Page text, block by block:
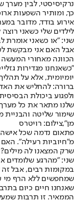
נרקיסיסטי, לבין
כך, ומותיר השפעות
אירוע בודד, מדובר
לילדים שלי כשאני
שני: "או כשאני אומרת
אבל האם אני מבקשת
הכוונה מאחורי
"כשאנחנו מגדירות
יומיומית, אלא על
ברורה: להחליש את
ולפגוע ביכולת
שלנו מתאר את כל
שימור שליטה והבניית
מן",צילום: רויטרס
פתאום נדמה שכל אישה
מ"חיוביות רעילה".
שרק המצאנו לה מילים?
שני: "מהרגע שלומדים
במקומות רבים, אבל זה
שמחפשים ללא הרף מי
שאנחנו חיים כיום
הממאיר. זו תרבות